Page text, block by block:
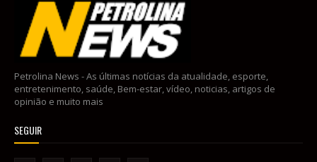
Petrolina News - As últimas notícias da atualidade, esporte,
entretenimento, saúde, Bem-estar, vídeo, noticias, artigos de
opinião e muito mais
SEGUIR